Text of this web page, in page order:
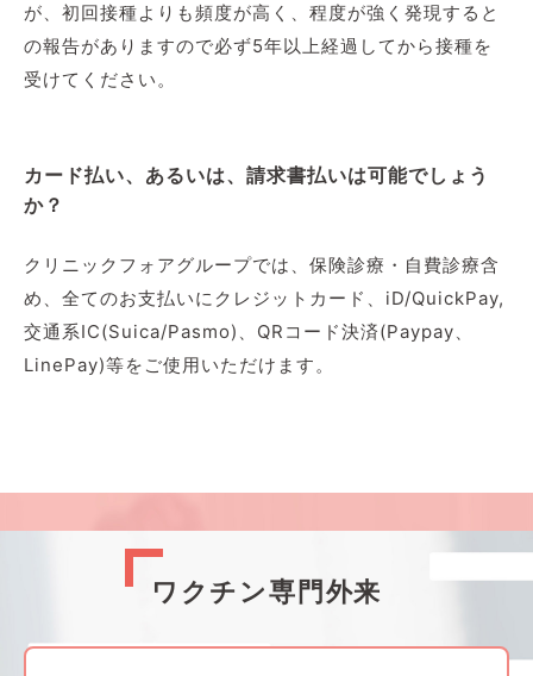
が、初回接種よりも頻度が高く、程度が強く発現すると
の報告がありますので必ず5年以上経過してから接種を
受けてください。
カード払い、あるいは、請求書払いは可能でしょう
か？
クリニックフォアグループでは、保険診療・自費診療含
め、全てのお支払いにクレジットカード、iD/QuickPay,
交通系IC(Suica/Pasmo)、QRコード決済(Paypay、
LinePay)等をご使用いただけます。
ワクチン専門外来